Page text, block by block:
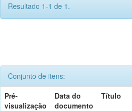
Resultado 1-1 de 1.
Conjunto de itens:
Pré-
visualização
Data do
documento
Título